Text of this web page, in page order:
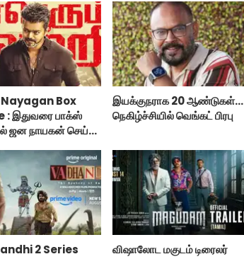
Box
: இதுவரை பாக்ஸ்
ஜன நாயகன் செய்த
இயக்குநராக 20 ஆண்டுகள்...
நெகிழ்ச்சியில் வெங்கட் பிரபு
2 Series
விஷாலோட மகுடம் டிரைலர்